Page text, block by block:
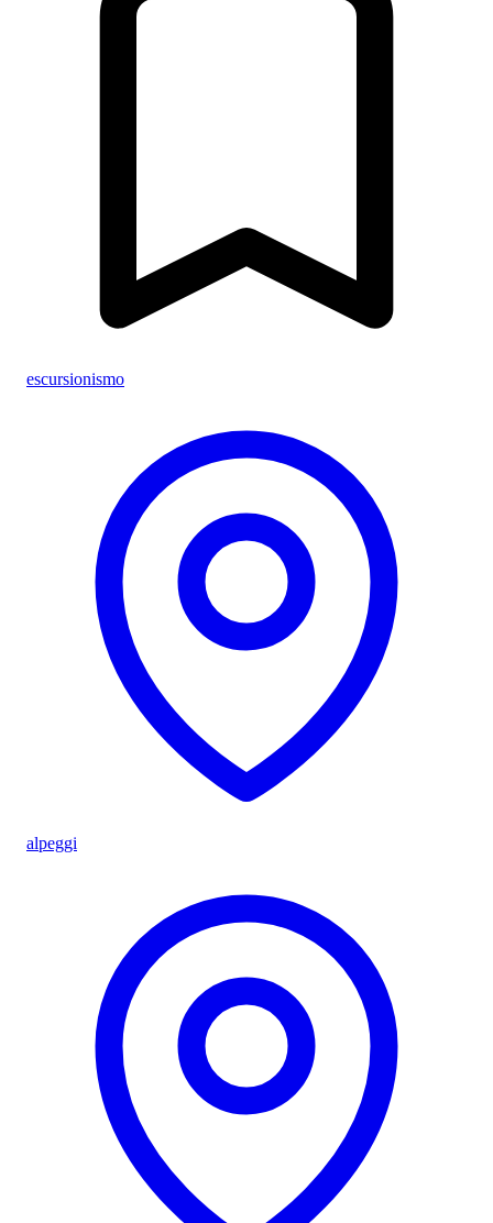
escursionismo
alpeggi